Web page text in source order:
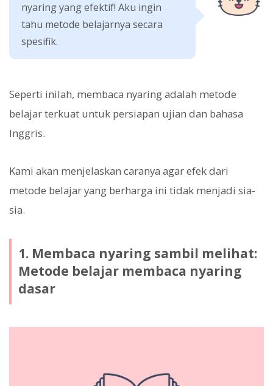
nyaring yang efektif! Aku ingin
tahu metode belajarnya secara
spesifik.
Seperti inilah, membaca nyaring adalah metode
belajar terkuat untuk persiapan ujian dan bahasa
Inggris.
Kami akan menjelaskan caranya agar efek dari
metode belajar yang berharga ini tidak menjadi sia-
sia.
1. Membaca nyaring sambil melihat:
Metode belajar membaca nyaring
dasar